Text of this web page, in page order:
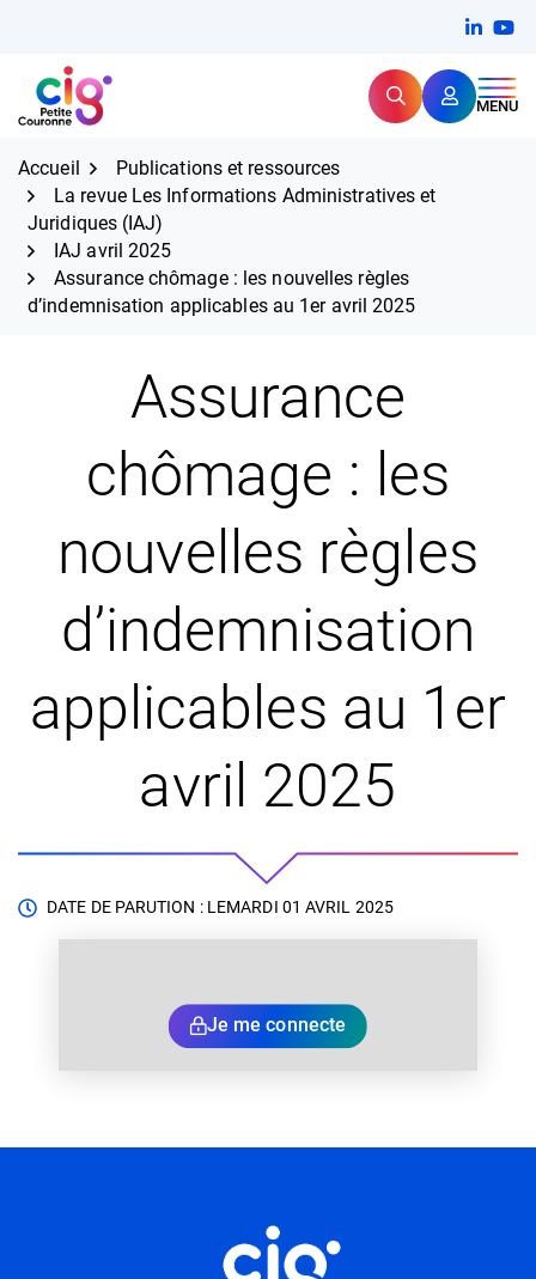
contenu
CIG Petite Couronne RechercherMENU
Expertise et proximité pour
Accueil
Publications et ressources
La revue Les Informations Administratives et
Juridiques (IAJ)
IAJ avril 2025
Assurance chômage : les nouvelles règles
d’indemnisation applicables au 1er avril 2025
Assurance
chômage : les
nouvelles règles
d’indemnisation
applicables au 1er
avril 2025
DATE DE PARUTION : LEMARDI 01 AVRIL 2025
Je me connecte